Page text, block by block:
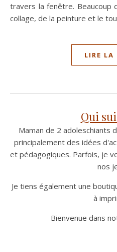
travers la fenêtre. Beaucoup
collage, de la peinture et le
LIRE LA
Qui
Maman de 2 adoleschiants
principalement des idées
et pédagogiques. Parfois, je
nos
Je tiens également une
à
Bienvenue dans